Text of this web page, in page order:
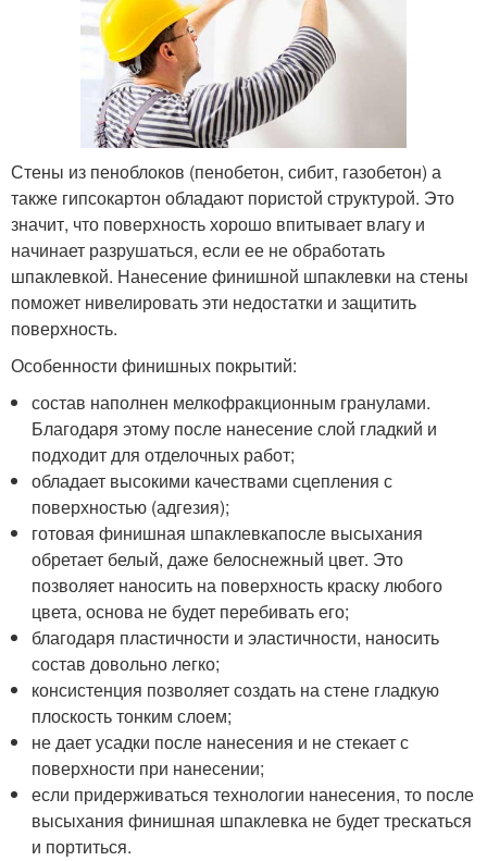
Стены из пеноблоков (пенобетон, сибит, газобетон) а
также гипсокартон обладают пористой структурой. Это
значит, что поверхность хорошо впитывает влагу и
начинает разрушаться, если ее не обработать
шпаклевкой. Нанесение финишной шпаклевки на стены
поможет нивелировать эти недостатки и защитить
поверхность.
Особенности финишных покрытий:
состав наполнен мелкофракционным гранулами.
Благодаря этому после нанесение слой гладкий и
подходит для отделочных работ;
обладает высокими качествами сцепления с
поверхностью (адгезия);
готовая финишная шпаклевкапосле высыхания
обретает белый, даже белоснежный цвет. Это
позволяет наносить на поверхность краску любого
цвета, основа не будет перебивать его;
благодаря пластичности и эластичности, наносить
состав довольно легко;
консистенция позволяет создать на стене гладкую
плоскость тонким слоем;
не дает усадки после нанесения и не стекает с
поверхности при нанесении;
если придерживаться технологии нанесения, то после
высыхания финишная шпаклевка не будет трескаться
и портиться.